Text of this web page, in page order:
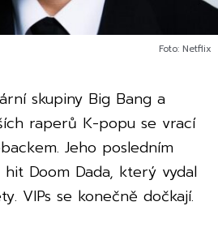
Foto: Netflix
skupiny Big Bang a
raperů K-popu se vrací
Jeho posledním
Doom Dada, který vydal
VIPs se konečně dočkají.